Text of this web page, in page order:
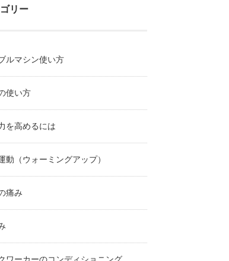
リー
ルマシン使い方
使い方
を高めるには
動（ウォーミングアップ）
痛み